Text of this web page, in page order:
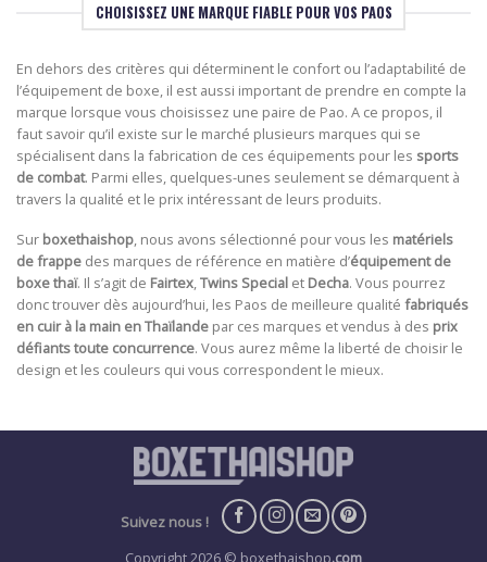
CHOISISSEZ UNE MARQUE FIABLE POUR VOS PAOS
En dehors des critères qui déterminent le confort ou l’adaptabilité de
l’équipement de boxe, il est aussi important de prendre en compte la
marque lorsque vous choisissez une paire de Pao. A ce propos, il
faut savoir qu’il existe sur le marché plusieurs marques qui se
spécialisent dans la fabrication de ces équipements pour les sports
de combat. Parmi elles, quelques-unes seulement se démarquent à
travers la qualité et le prix intéressant de leurs produits.
Sur boxethaishop, nous avons sélectionné pour vous les matériels
de frappe des marques de référence en matière d’équipement de
boxe thaï. Il s’agit de Fairtex,Twins Special et Decha. Vous pourrez
donc trouver dès aujourd’hui, les Paos de meilleure qualité fabriqués
en cuir à la main en Thaïlande par ces marques et vendus à des prix
défiants toute concurrence. Vous aurez même la liberté de choisir le
design et les couleurs qui vous correspondent le mieux.
Suivez nous !
Copyright 2026 © boxethaishop.com